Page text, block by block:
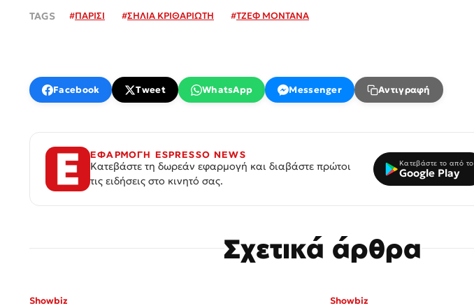
#ΠΑΡΙΣΙ #ΣΗΛΙΑ ΚΡΙΘΑΡΙΩΤΗ #ΤΖΕΦ ΜΟΝΤΑΝΑ
Facebook Tweet WhatsApp Messenger Αντιγραφή
ΕΦΑΡΜΟΓΗ ESPRESSO NEWS
Κατεβάστε τη δωρεάν εφαρμογή και διαβάστε πρώτοι
τις ειδήσεις στο κινητό σας.
Κατεβάστε το από το
Google Play
Σχετικά άρθρα
Showbiz Showbiz